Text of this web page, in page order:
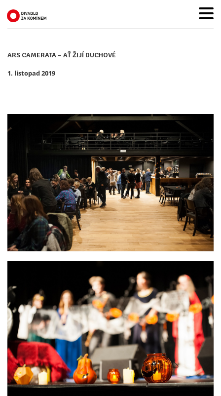
ARS CAMERATA – AŤ ŽIJÍ DUCHOVÉ
1. listopad 2019